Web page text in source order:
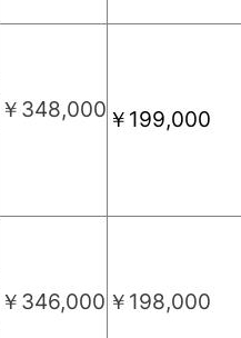
￥348,000 ￥199,000
￥346,000 ￥198,000